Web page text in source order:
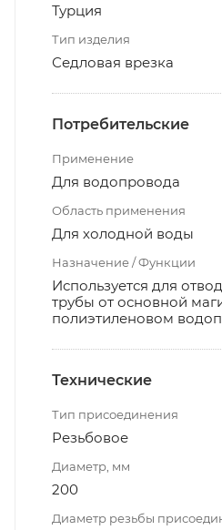
Турция
Тип изделия
Седловая врезка
Потребительские
Применение
Для водопровода
Область применения
Для холодной воды
Назначение / Функции
Используется для
трубы от основной
полиэтиленовом
Технические
Тип присоединения
Резьбовое
Диаметр, мм
200
Диаметр резьбы